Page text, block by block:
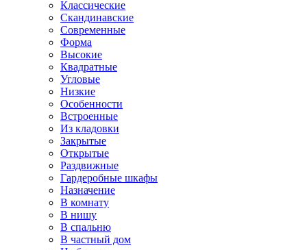
Классические
Скандинавские
Современные
Форма
Высокие
Квадратные
Угловые
Низкие
Особенности
Встроенные
Из кладовки
Закрытые
Открытые
Раздвижные
Гардеробные шкафы
Назначение
В комнату
В нишу
В спальню
В частный дом